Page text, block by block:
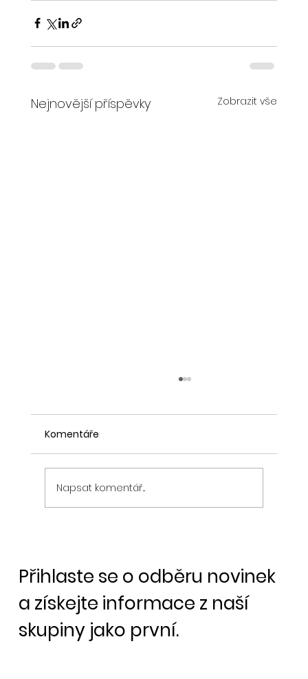
Nejnovější příspěvky Zobrazit vše
Komentáře
Napsat komentář...
Přihlaste se o odběru novinek
a získejte informace z naší
skupiny jako první.